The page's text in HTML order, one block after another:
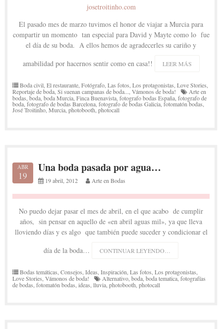
josetroitinho.com
El pasado mes de marzo tuvimos el honor de viajar a Murcia para
compartir un momento tan especial para David y Mayte como lo fue
el día de su boda. A ellos hemos de agradecerles su cariño y
amabilidad por hacernos sentir como en casa!!
LEER MÁS
Boda civil,El restaurante,Fotógrafo,Las fotos,Los protagonistas,Love Stories,
Reportaje de boda,Si suenan campanas de boda...,Vámonos de boda!
Arte en
bodas,boda,boda Murcia,Finca Buenavista,fotografo bodas España,fotografo de
boda,fotografo de bodas Barcelona,fotografo de bodas Galicia,fotomatón bodas,
José Troitinho,Murcia,photobooth,photocall
ABR
19
Una boda pasada por agua…
19 abril, 2012 Arte en Bodas
No puedo dejar pasar el mes de abril, en el que acabo de cumplir
años, sin pensar en aquello de «en abril aguas mil», ya que lleva
lloviendo días y es algo que también puede suceder y condicionar el
día de la boda…
CONTINUAR LEYENDO…
Bodas temáticas,Consejos,Ideas,Inspiración,Las fotos,Los protagonistas,
Love Stories,Vámonos de boda! Alternativo,boda,boda tematica,fotografías
de bodas,fotomatón bodas,ideas,lluvia,photobooth,photocall